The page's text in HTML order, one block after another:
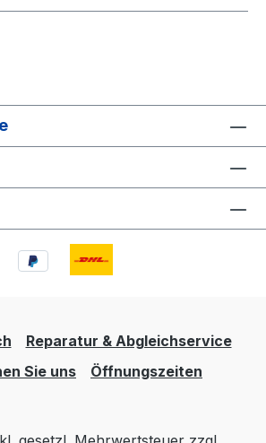
Reparatur & Abgleichservice
Sie uns
Öffnungszeiten